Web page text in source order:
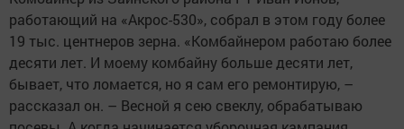
высокие производственные показатели при уборке
зерна. Мы понимаем ваш образ жизни, разделяем ваши
чувства. Сколько пыли нужно проглотить, чтобы
получить 5 млн т хлеба! Хочу искренне поблагодарить
вас. Вы – настоящие самоотверженные хлеборобы
Татарстана. Мы с вами сильны. Мы вами горды. У